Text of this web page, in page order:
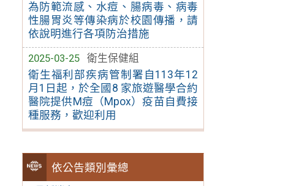
為防範流感、水痘、腸病毒、病毒
性腸胃炎等傳染病於校園傳播，請
依說明進行各項防治措施
2025-03-25
衛生保健組
衛生福利部疾病管制署自113年12
月1日起，於全國8 家旅遊醫學合約
醫院提供M痘（Mpox）疫苗自費接
種服務，歡迎利用
依公告類別彙總